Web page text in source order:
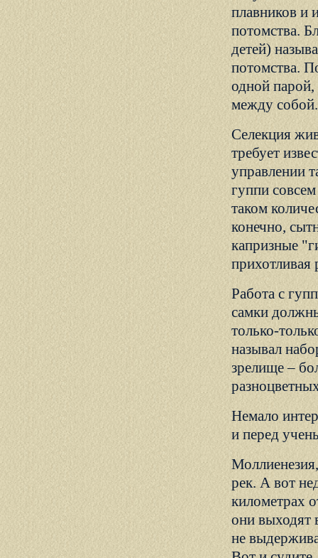
плавников и
потомства.
детей)
потомства.
одной парой,
между собой.
Селекция
требует
управлении
гуппи
таком
конечно,
капризные
прихотливая
Работа с
самки
только-
называл
зрелище –
Немало
и перед
рек. А вот
километрах
они выходят
не